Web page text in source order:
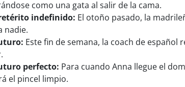
como una gata al salir de la cama.
indefinido: El otoño pasado, la
nadie.
Este fin de semana, la coach de
perfecto: Para cuando Anna llegue el
el pincel limpio.